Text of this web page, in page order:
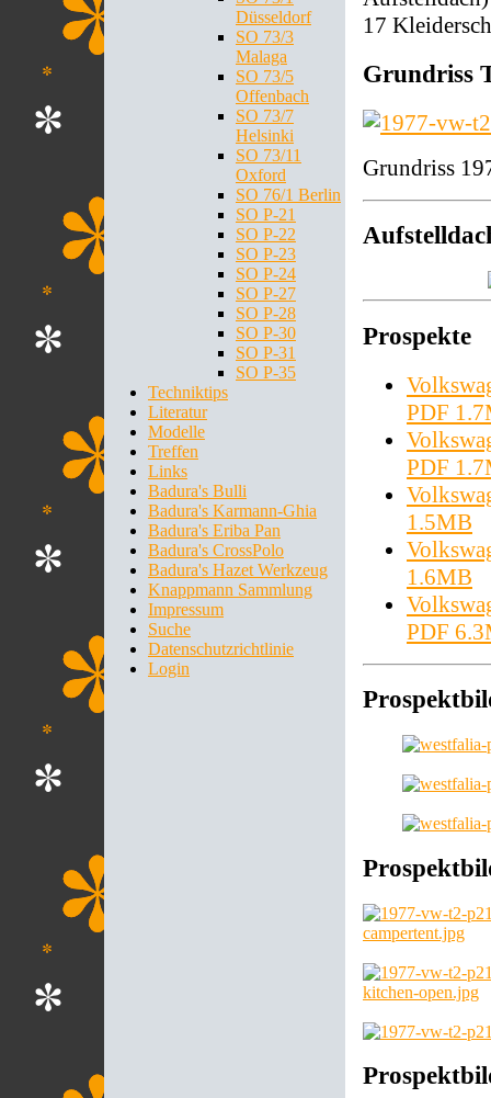
Düsseldorf
SO 73/3
Malaga
SO 73/5
Offenbach
SO 73/7
Helsinki
SO 73/11
Oxford
SO 76/1 Berlin
SO P-21
SO P-22
SO P-23
SO P-24
SO P-27
SO P-28
SO P-30
SO P-31
SO P-35
Techniktips
Literatur
Modelle
Treffen
Links
Badura's Bulli
Badura's Karmann-Ghia
Badura's Eriba Pan
Badura's CrossPolo
Badura's Hazet Werkzeug
Knappmann Sammlung
Impressum
Suche
Datenschutzrichtlinie
Login
17
Grundriss
Grundriss
Prospekte
PDF
PDF
1.5MB
1.6MB
PDF